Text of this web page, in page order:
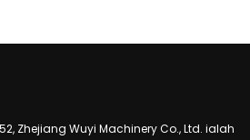
Zhejiang Wuyi Machinery Co., Ltd. ialah